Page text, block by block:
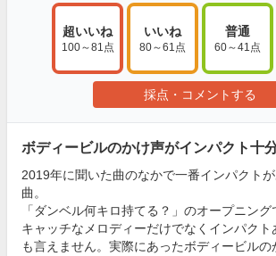
超いいね
100～81点
いいね
80～61点
普通
60～41点
採点・コメントする
ボディービルのかけ声がインパクト十
2019年に聞いた曲のなかで一番インパクト
曲。
「ダンベル何キロ持てる？」のオープニング
キャッチなメロディーだけでなくインパクト
も言えません。実際にあったボディービル